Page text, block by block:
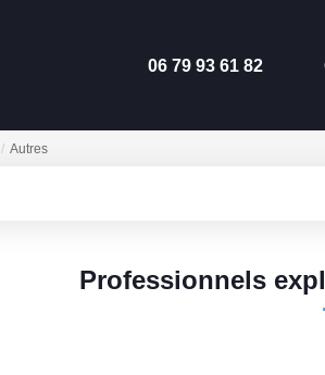
06 79 93 61 82
Autres
Professionnels